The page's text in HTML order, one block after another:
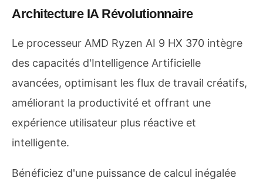
Architecture IA Révolutionnaire
Le processeur AMD Ryzen AI 9 HX 370 intègre
des capacités d'Intelligence Artificielle
avancées, optimisant les flux de travail créatifs,
améliorant la productivité et offrant une
expérience utilisateur plus réactive et
intelligente.
Bénéficiez d'une puissance de calcul inégalée